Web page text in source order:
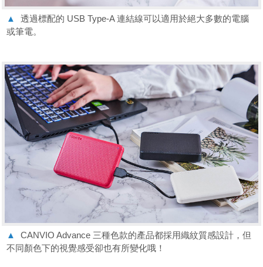
▲
透過標配的 USB Type-A 連結線可以適用於絕大多數的電腦
或筆電。
▲
CANVIO Advance 三種色款的產品都採用織紋質感設計，但
不同顏色下的視覺感受卻也有所變化哦！